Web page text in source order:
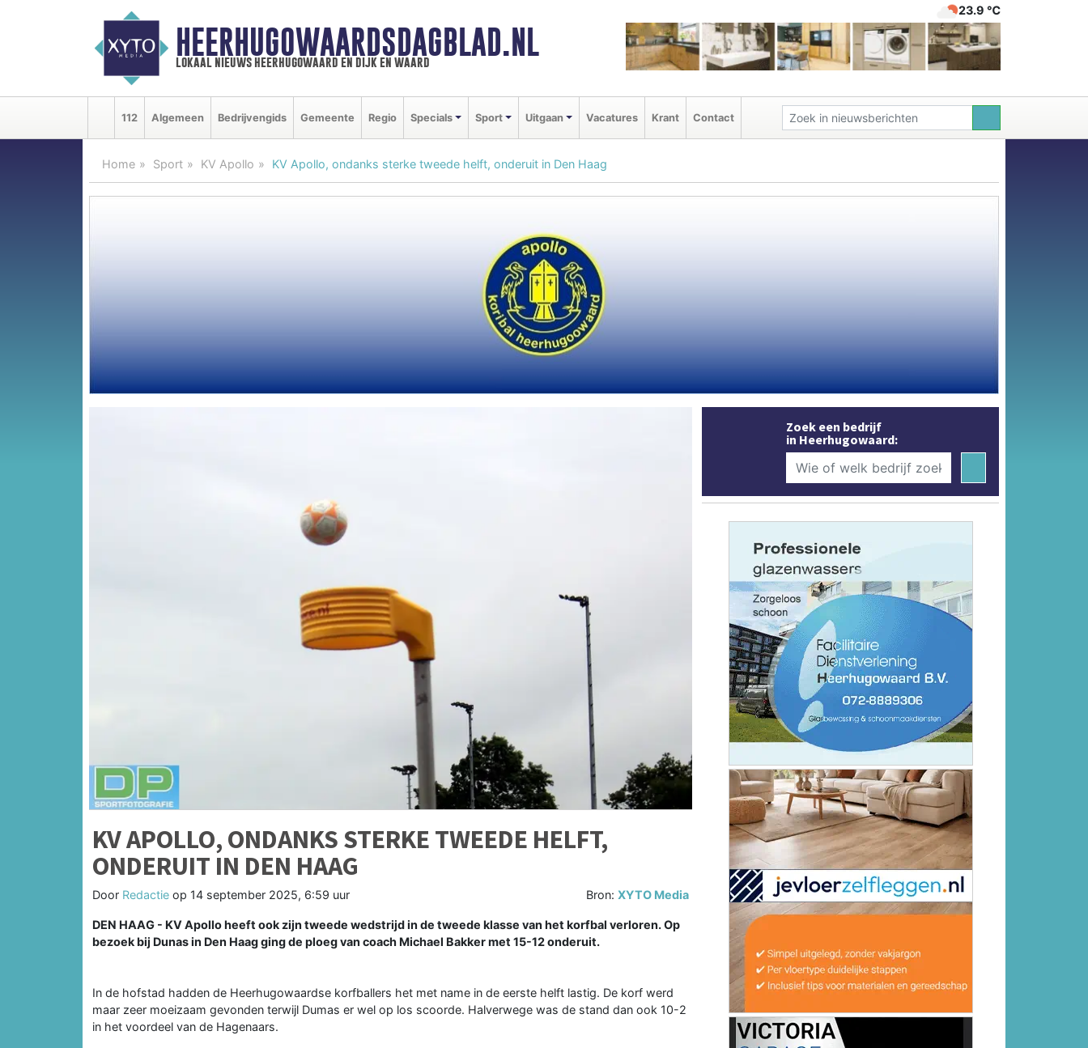
HEERHUGOWAARDSDAGBLAD.NL
lokaal nieuws heerhugowaard en dijk en waard
23.9 ℃
112 Algemeen Bedrijvengids Gemeente Regio Specials Sport Uitgaan Vacatures Krant Contact
Home Sport KV Apollo KV Apollo, ondanks sterke tweede helft, onderuit in Den Haag
KV APOLLO, ONDANKS STERKE TWEEDE HELFT,
ONDERUIT IN DEN HAAG
Door Redactie op 14 september 2025, 6:59 uur Bron:XYTO Media
DEN HAAG - KV Apollo heeft ook zijn tweede wedstrijd in de tweede klasse van het korfbal verloren. Op
bezoek bij Dunas in Den Haag ging de ploeg van coach Michael Bakker met 15-12 onderuit.
In de hofstad hadden de Heerhugowaardse korfballers het met name in de eerste helft lastig. De korf werd
maar zeer moeizaam gevonden terwijl Dumas er wel op los scoorde. Halverwege was de stand dan ook 10-2
in het voordeel van de Hagenaars.
Zoek een bedrijf
in Heerhugowaard: